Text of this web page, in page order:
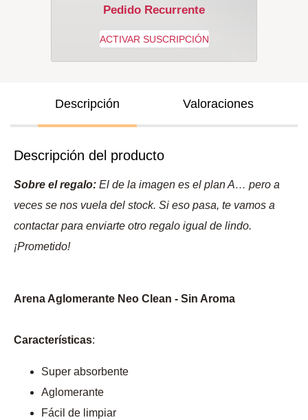
Pedido Recurrente
Descripción Valoraciones
Descripción del producto
Sobre el regalo: El de la imagen es el plan A… pero a
veces se nos vuela del stock. Si eso pasa, te vamos a
contactar para enviarte otro regalo igual de lindo.
¡Prometido!
Arena Aglomerante Neo Clean - Sin Aroma
Características:
Super absorbente
Aglomerante
Fácil de limpiar